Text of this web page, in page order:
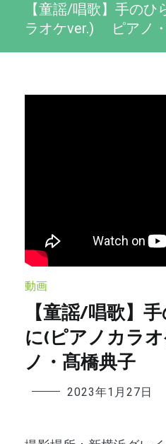
【童謡/唱歌】手のひ
ラオケver.) ピアノ
動画
【童謡/唱歌】
に(ピアノカラ
ノ・髙橋典子
2023年1月27日